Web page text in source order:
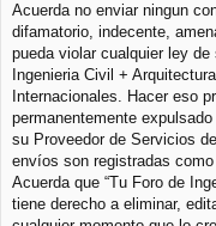
Acuerda no enviar ningun
difamatorio, indecente,
pueda violar cualquier ley
Ingenieria Civil +
Internacionales. Hacer eso
permanentemente
su Proveedor de Servicios
envíos son registradas
Acuerda que “Tu Foro de
tiene derecho a eliminar,